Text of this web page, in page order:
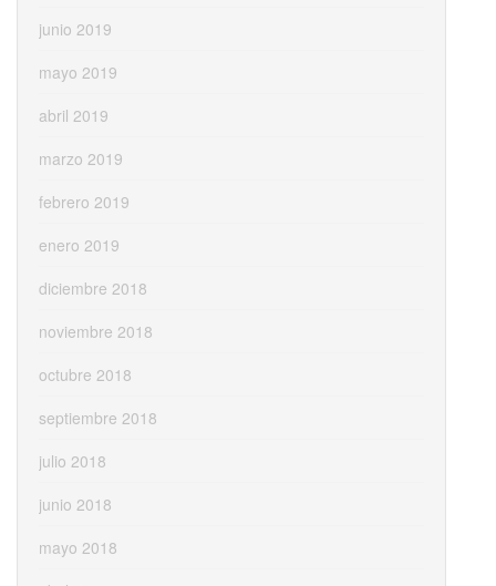
junio 2019
mayo 2019
abril 2019
marzo 2019
febrero 2019
enero 2019
diciembre 2018
noviembre 2018
octubre 2018
septiembre 2018
julio 2018
junio 2018
mayo 2018